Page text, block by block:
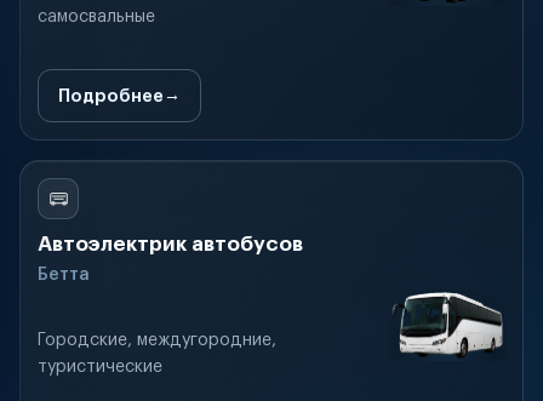
самосвальные
Подробнее
Автоэлектрик автобусов
Бетта
Городские, междугородние,
туристические